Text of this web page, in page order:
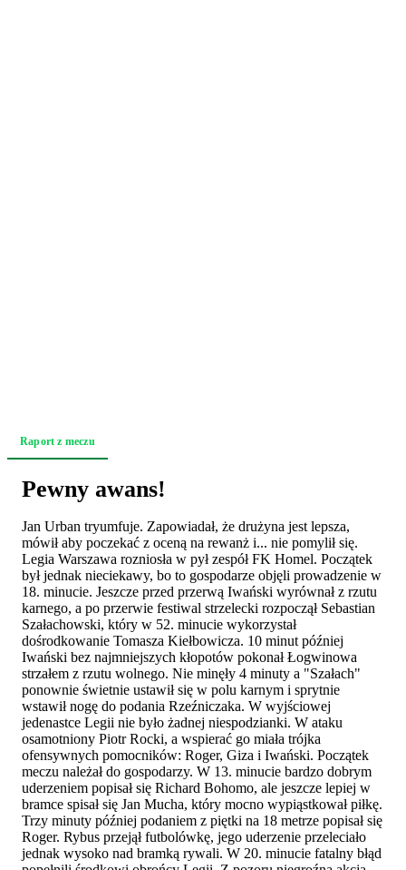
Raport z meczu
Pewny awans!
Jan Urban tryumfuje. Zapowiadał, że drużyna jest lepsza,
mówił aby poczekać z oceną na rewanż i... nie pomylił się.
Legia Warszawa rozniosła w pył zespół FK Homel. Początek
był jednak nieciekawy, bo to gospodarze objęli prowadzenie w
18. minucie. Jeszcze przed przerwą Iwański wyrównał z rzutu
karnego, a po przerwie festiwal strzelecki rozpoczął Sebastian
Szałachowski, który w 52. minucie wykorzystał
dośrodkowanie Tomasza Kiełbowicza. 10 minut później
Iwański bez najmniejszych kłopotów pokonał Łogwinowa
strzałem z rzutu wolnego. Nie minęły 4 minuty a "Szałach"
ponownie świetnie ustawił się w polu karnym i sprytnie
wstawił nogę do podania Rzeźniczaka. W wyjściowej
jedenastce Legii nie było żadnej niespodzianki. W ataku
osamotniony Piotr Rocki, a wspierać go miała trójka
ofensywnych pomocników: Roger, Giza i Iwański. Początek
meczu należał do gospodarzy. W 13. minucie bardzo dobrym
uderzeniem popisał się Richard Bohomo, ale jeszcze lepiej w
bramce spisał się Jan Mucha, który mocno wypiąstkował piłkę.
Trzy minuty później podaniem z piętki na 18 metrze popisał się
Roger. Rybus przejął futbolówkę, jego uderzenie przeleciało
jednak wysoko nad bramką rywali. W 20. minucie fatalny błąd